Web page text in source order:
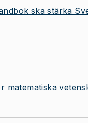
ska stärka
matematiska